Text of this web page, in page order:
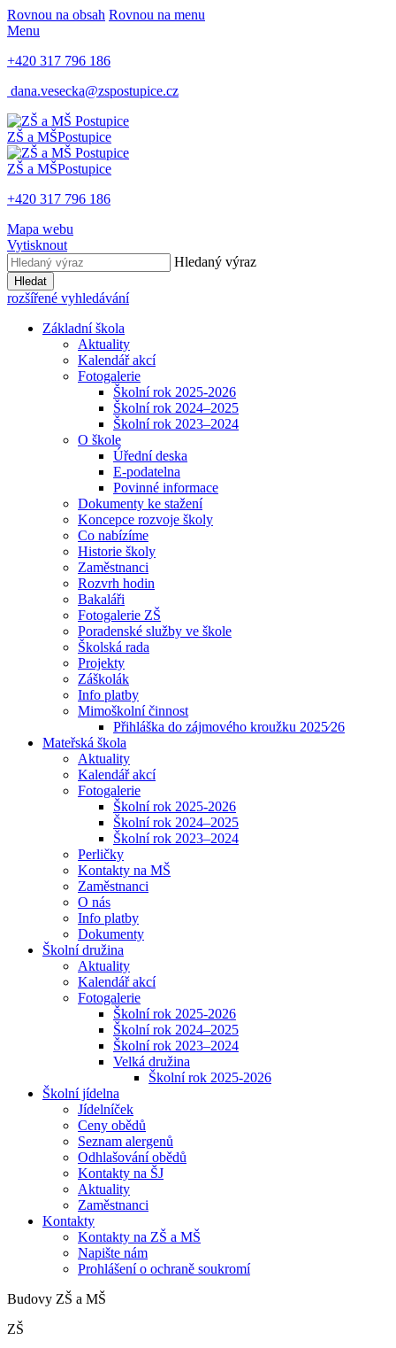
Rovnou na obsah Rovnou na menu
Menu
+420 317 796 186
dana.vesecka@zspostupice.cz
ZŠ a MŠPostupice
ZŠ a MŠPostupice
+420 317 796 186
Mapa webu
Vytisknout
Hledaný výraz
Hledat
rozšířené vyhledávání
Základní škola
Aktuality
Kalendář akcí
Fotogalerie
Školní rok 2025-2026
Školní rok 2024–2025
Školní rok 2023–2024
O škole
Úřední deska
E-podatelna
Povinné informace
Dokumenty ke stažení
Koncepce rozvoje školy
Co nabízíme
Historie školy
Zaměstnanci
Rozvrh hodin
Bakaláři
Fotogalerie ZŠ
Poradenské služby ve škole
Školská rada
Projekty
Záškolák
Info platby
Mimoškolní činnost
Přihláška do zájmového kroužku 2025⁄26
Mateřská škola
Aktuality
Kalendář akcí
Fotogalerie
Školní rok 2025-2026
Školní rok 2024–2025
Školní rok 2023–2024
Perličky
Kontakty na MŠ
Zaměstnanci
O nás
Info platby
Dokumenty
Školní družina
Aktuality
Kalendář akcí
Fotogalerie
Školní rok 2025-2026
Školní rok 2024–2025
Školní rok 2023–2024
Velká družina
Školní rok 2025-2026
Školní jídelna
Jídelníček
Ceny obědů
Seznam alergenů
Odhlašování obědů
Kontakty na ŠJ
Aktuality
Zaměstnanci
Kontakty
Kontakty na ZŠ a MŠ
Napište nám
Prohlášení o ochraně soukromí
Budovy ZŠ a MŠ
ZŠ